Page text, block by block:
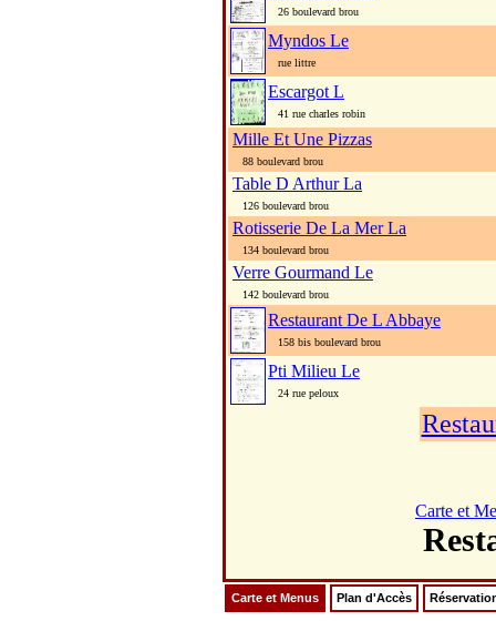
26 boulevard brou
Myndos Le
rue littre
Escargot L
41 rue charles robin
Mille Et Une Pizzas
88 boulevard brou
Table D Arthur La
126 boulevard brou
Rotisserie De La Mer La
134 boulevard brou
Verre Gourmand Le
142 boulevard brou
Restaurant De L Abbaye
158 bis boulevard brou
Pti Milieu Le
24 rue peloux
Carte et
Carte et Menus Plan d'Accès